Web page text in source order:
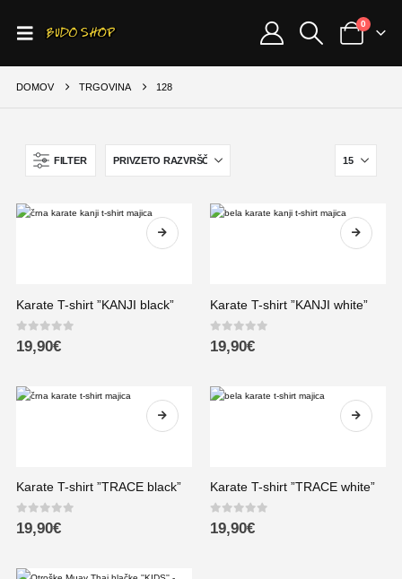
0
DOMOV TRGOVINA 128
FILTER
Karate T-shirt ”KANJI black”
0 out of 5
19,90€
Karate T-shirt ”KANJI white”
0 out of 5
19,90€
Karate T-shirt ”TRACE black”
0out of 5
19,90€
Karate T-shirt ”TRACE white”
0out of 5
19,90€